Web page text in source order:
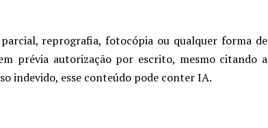
reprografia, fotocópia ou qualquer forma de
prévia autorização por escrito, mesmo citando a
indevido, esse conteúdo pode conter IA.